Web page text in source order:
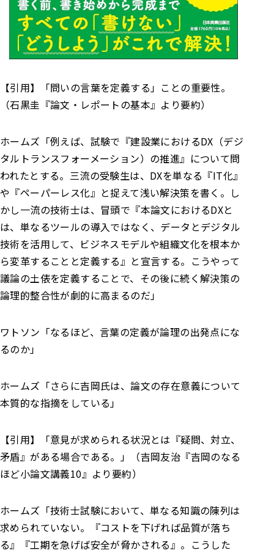
【引用】
「問いの言葉を定義する」ことの重要性。
（石黒圭『論文・レポートの基本』より要約）
ホームズ 「例えば、試験で『建設業におけるDX（デジ
タルトランスフォーメーション）の推進』について問
われたとする。 三流の受験生は、DXを単なる『IT化』
や『ペーパーレス化』と捉えて浅い解決策を書く。 し
かし一流の技術士は、冒頭で『本論文におけるDXと
は、単なるツールの導入ではなく、データとデジタル
技術を活用して、ビジネスモデルや組織文化を根本か
ら変革することと定義する』と宣言する。 こうやって
議論の土俵を定義することで、その後に続く解決策の
論理的整合性が劇的に高まるのだ」
ワトソン 「なるほど、言葉の定義が論理の出発点にな
るのか」
ホームズ 「さらに吉岡氏は、論文の存在意義について
本質的な指摘をしている」
【引用】
「意見が求められる状況とは『疑問、対立、
矛盾』がある場合である。」（吉岡友治『吉岡のなる
ほど小論文講義10』より要約）
ホームズ 「技術士試験において、単なる知識の陳列は
求められていない。
『コストを下げれば品質が落ち
る』『工期を急げば安全が脅かされる』。こうした